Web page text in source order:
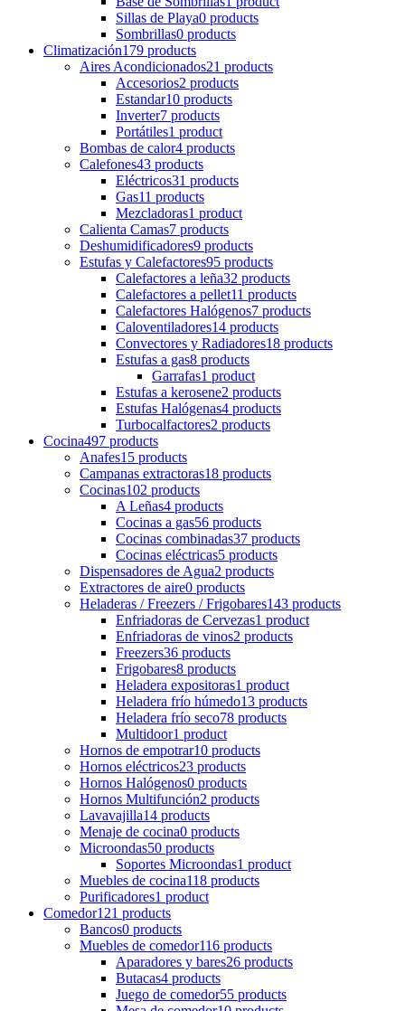
Sillas de Playa0 products
Sombrillas0 products
Climatización179 products
Aires Acondicionados21 products
Accesorios2 products
Estandar10 products
Inverter7 products
Portátiles1 product
Bombas de calor4 products
Calefones43 products
Eléctricos31 products
Gas11 products
Mezcladoras1 product
Calienta Camas7 products
Deshumidificadores9 products
Estufas y Calefactores95 products
Calefactores a leña32 products
Calefactores a pellet11 products
Calefactores Halógenos7 products
Caloventiladores14 products
Convectores y Radiadores18 products
Estufas a gas8 products
Garrafas1 product
Estufas a kerosene2 products
Estufas Halógenas4 products
Turbocalfactores2 products
Cocina497 products
Anafes15 products
Campanas extractoras18 products
Cocinas102 products
A Leñas4 products
Cocinas a gas56 products
Cocinas combinadas37 products
Cocinas eléctricas5 products
Dispensadores de Agua2 products
Extractores de aire0 products
Heladeras / Freezers / Frigobares143 products
Enfriadoras de Cervezas1 product
Enfriadoras de vinos2 products
Freezers36 products
Frigobares8 products
Heladera expositoras1 product
Heladera frío húmedo13 products
Heladera frío seco78 products
Multidoor1 product
Hornos de empotrar10 products
Hornos eléctricos23 products
Hornos Halógenos0 products
Hornos Multifunción2 products
Lavavajilla14 products
Menaje de cocina0 products
Microondas50 products
Soportes Microondas1 product
Muebles de cocina118 products
Purificadores1 product
Comedor121 products
Bancos0 products
Muebles de comedor116 products
Aparadores y bares26 products
Butacas4 products
Juego de comedor55 products